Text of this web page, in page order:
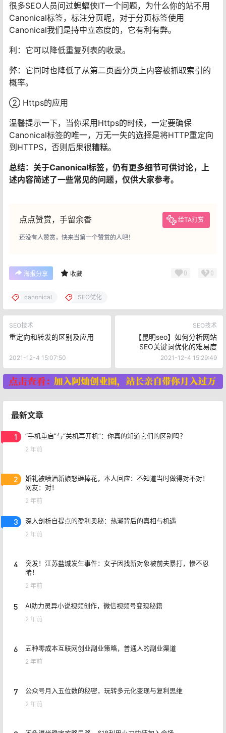
很多SEO人员问过蝙蝠侠IT一个问题，为什么你的站不用
Canonical标签，标注分页呢，对于分页标签使用
Canonical我们是持中立态度的，它有利有弊。
利：它可以降低重复列表的收录。
弊：它同时也降低了从第二页面分页上内容被抓取索引的
概率。
② Https的应用
温馨提示一下，当你采用Https的时候，一定要确保
Canonical标签的唯一，万无一失的选择是将HTTP重定向
到HTTPS，否则后果很糟糕。
总结：关于Canonical标签，仍有更多细节可供讨论，上
述内容简述了一些常见的问题，仅供大家参考。
点点赞赏，手留余香 给TA打赏
还没有人赞赏，快来当第一个赞赏的人吧！
海报分享 收藏 0 0
canonical SEO优化
SEO技术
重定向和转发的区别及应用
2021-12-4 15:07:50
SEO技术
【昆明seo】如何分析网站
SEO关键词优化的难易度
2021-12-4 15:29:49
最新文章
1 “手机重启”与“关机再开机”：你真的知道它们的区别吗？
2 年前
2
婚礼被喷酒新娘怒砸捧花，本人回应：不知道当时做得对不对！
网友：对！
2 年前
3 深入剖析自提点的盈利奥秘：热潮背后的真相与机遇
2 年前
4
突发！江苏盐城发生事件：女子因找新对象被前夫暴打，惨不忍
睹！
2 年前
5 AI助力灵异小说视频创作，微信视频号变现秘籍
2 年前
6 五种零成本互联网创业副业策略，普通人的副业渠道
2 年前
7 公众号月入五位数的秘密，玩转多元化变现与复利思维
2 年前